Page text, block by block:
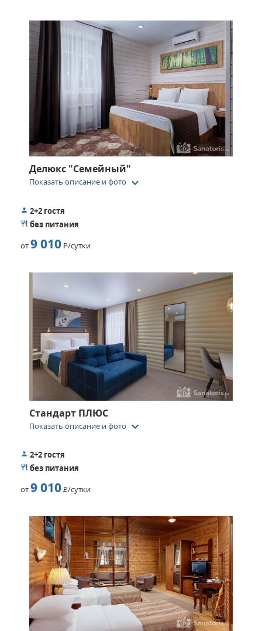
Делюкс "Семейный"
Показать описание и фото keyboard_arrow_down
2+2 гостя
без питания
от9 010Р/сутки
Стандарт ПЛЮС
Показать описание и фото keyboard_arrow_down
2+2 гостя
без питания
от9 010Р/сутки